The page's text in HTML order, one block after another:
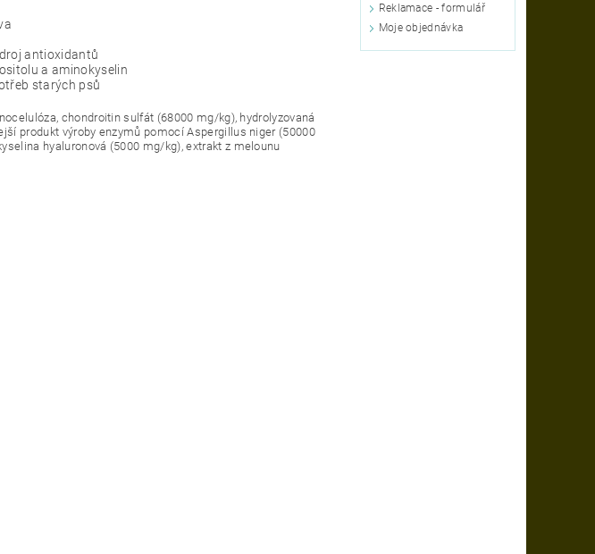
antioxidantů
a aminokyselin
starých psů
chondroitin sulfát (68000 mg/kg), hydrolyzovaná
produkt výroby enzymů pomocí Aspergillus niger (50000
hyaluronová (5000 mg/kg), extrakt z melounu
Reklamace - formulář
Moje objednávka